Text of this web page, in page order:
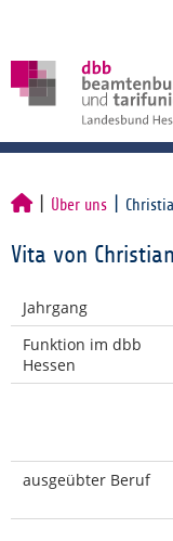
Über uns
Vita von
Jahrgang
Funktion im dbb
Hessen
ausgeübter Beruf